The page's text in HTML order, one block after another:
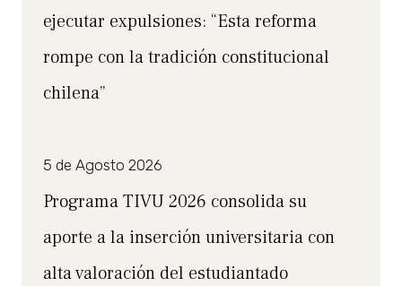
ejecutar expulsiones: “Esta reforma
rompe con la tradición constitucional
chilena”
5 de Agosto 2026
Programa TIVU 2026 consolida su
aporte a la inserción universitaria con
alta valoración del estudiantado